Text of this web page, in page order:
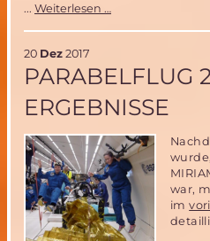
... Weiterlesen …
20 Dez 2017
PARABELFLUG
ERGEBNISSE
war,
im